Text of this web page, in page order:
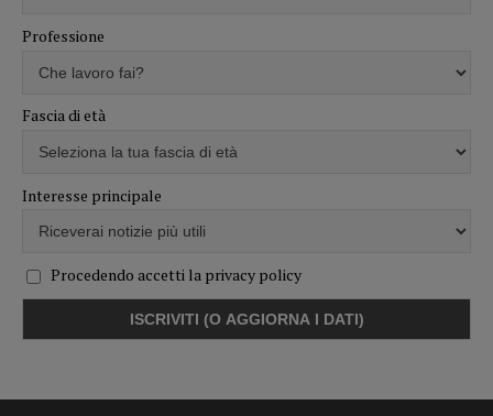
Professione
Fascia di età
Interesse principale
Procedendo accetti la privacy policy